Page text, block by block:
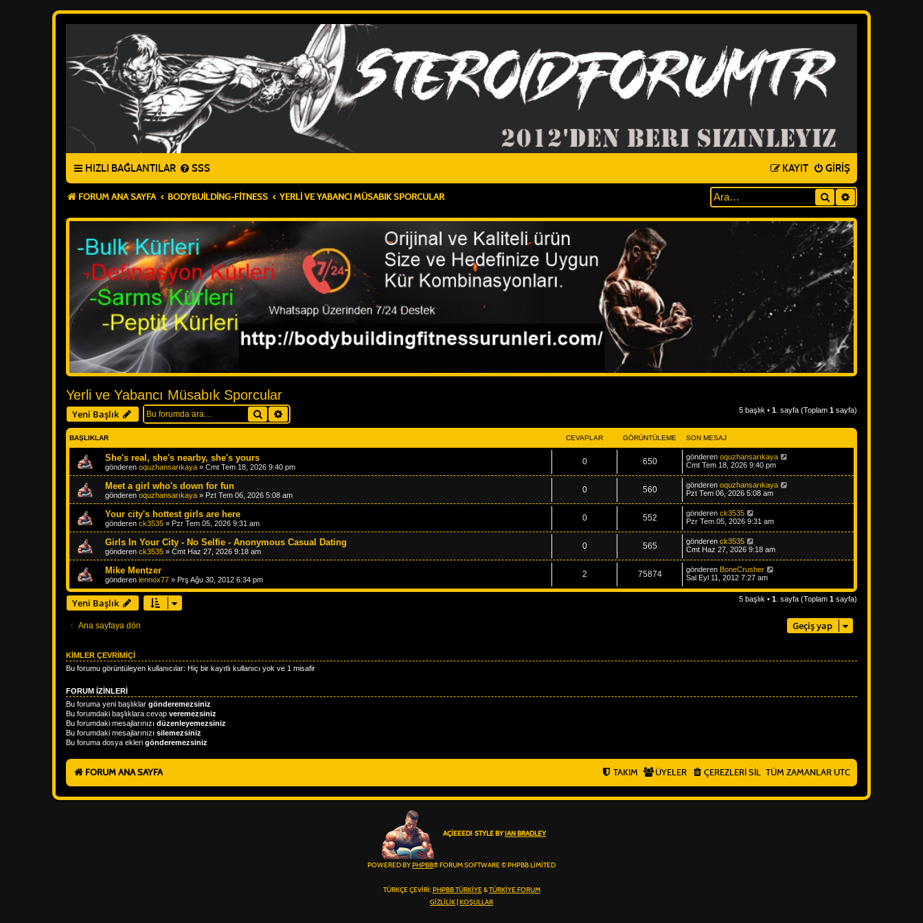
HIZLI BAĞLANTILAR SSS GIRIŞ
KAYIT
FORUM ANA SAYFA BODYBUILDING-FITNESS YERLI VE YABANCI MÜSABIK SPORCULAR Ara
Yerli ve Yabancı Müsabık Sporcular
Yeni Başlık Ara 5 başlık • 1. sayfa (Toplam 1 sayfa)
BAŞLIKLAR CEVAPLAR GÖRÜNTÜLEME SON MESAJ
She's real, she's nearby, she's yours
gönderen oquzhansarıkaya » Cmt Tem 18, 2026 9:40 pm
0 650 gönderen oquzhansarıkaya
Cmt Tem 18, 2026 9:40 pm
Meet a girl who's down for fun
gönderen oquzhansarıkaya » Pzt Tem 06, 2026 5:08 am
0 560 gönderen oquzhansarıkaya
Pzt Tem 06, 2026 5:08 am
Your city's hottest girls are here
gönderen ck3535 » Pzr Tem 05, 2026 9:31 am
0 552 gönderen ck3535
Pzr Tem 05, 2026 9:31 am
Girls In Your City - No Selfie - Anonymous Casual Dating
gönderen ck3535 » Cmt Haz 27, 2026 9:18 am
0 565 gönderen ck3535
Cmt Haz 27, 2026 9:18 am
Mike Mentzer
gönderen lennox77 » Prş Ağu 30, 2012 6:34 pm
2 75874 gönderen BoneCrusher
Sal Eyl 11, 2012 7:27 am
Yeni Başlık 5 başlık • 1. sayfa (Toplam 1 sayfa)
Ana sayfaya dön Geçiş yap
KIMLER ÇEVRIMIÇI
Bu forumu görüntüleyen kullanıcılar: Hiç bir kayıtlı kullanıcı yok ve 1 misafir
FORUM IZINLERI
Bu foruma yeni başlıklar gönderemezsiniz
Bu forumdaki başlıklara cevap veremezsiniz
Bu forumdaki mesajlarınızı düzenleyemezsiniz
Bu forumdaki mesajlarınızı silemezsiniz
Bu foruma dosya ekleri gönderemezsiniz
FORUM ANA SAYFA TÜM ZAMANLAR UTC
ÇEREZLERI SIL
ÜYELER
TAKIM
AÇIEEED! STYLE BY IAN BRADLEY
POWERED BY PHPBB® FORUM SOFTWARE © PHPBB LIMITED
TÜRKÇE ÇEVIRI: PHPBB TÜRKIYE& TÜRKIYE FORUM
GIZLILIK
KOŞULLAR